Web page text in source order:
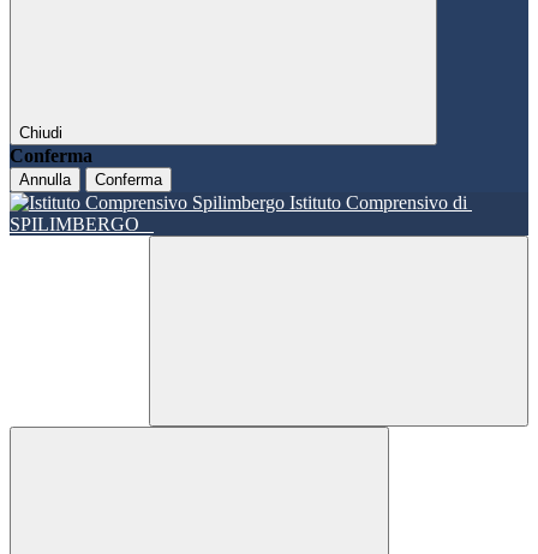
Chiudi
Conferma
Annulla Conferma
Istituto Comprensivo di
SPILIMBERGO